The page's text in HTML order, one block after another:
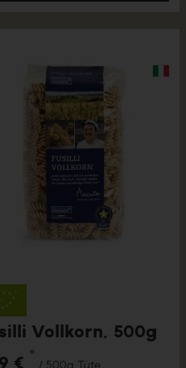
Vollkorn, 500g
€ *
/ 500g Tüte